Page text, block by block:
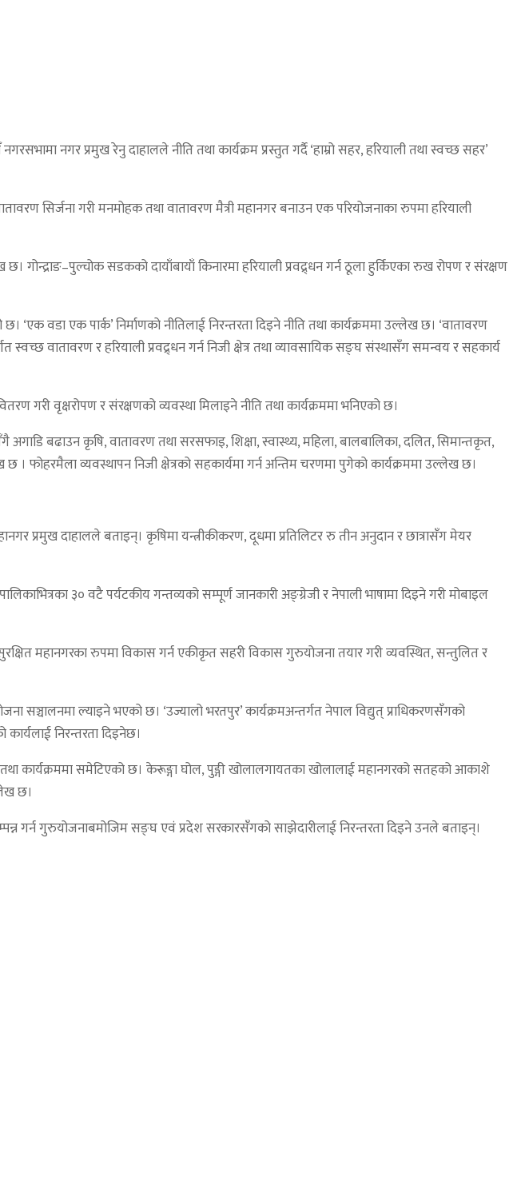
नगर प्रमुख रेनु दाहालले नीति तथा कार्यक्रम प्रस्तुत गर्दै ‘हाम्रो सहर, हरियाली तथा स्वच्छ सहर’
सिर्जना गरी मनमोहक तथा वातावरण मैत्री महानगर बनाउन एक परियोजनाका रुपमा हरियाली
सडकको दायाँबायाँ किनारमा हरियाली प्रवद्र्धन गर्न ठूला हुर्किएका रुख रोपण र संरक्षण
‘एक वडा एक पार्क’ निर्माणको नीतिलाई निरन्तरता दिइने नीति तथा कार्यक्रममा उल्लेख छ। ‘वातावरण
वातावरण र हरियाली प्रवद्र्धन गर्न निजी क्षेत्र तथा व्यावसायिक सङ्घ संस्थासँग समन्वय र सहकार्य
गरी वृक्षरोपण र संरक्षणको व्यवस्था मिलाइने नीति तथा कार्यक्रममा भनिएको छ।
बढाउन कृषि, वातावरण तथा सरसफाइ, शिक्षा, स्वास्थ्य, महिला, बालबालिका, दलित, सिमान्तकृत,
फोहरमैला व्यवस्थापन निजी क्षेत्रको सहकार्यमा गर्न अन्तिम चरणमा पुगेको कार्यक्रममा उल्लेख छ।
प्रमुख दाहालले बताइन्। कृषिमा यन्त्रीकीकरण, दूधमा प्रतिलिटर रु तीन अनुदान र छात्रासँग मेयर
३० वटै पर्यटकीय गन्तव्यको सम्पूर्ण जानकारी अङ्ग्रेजी र नेपाली भाषामा दिइने गरी मोबाइल
महानगरका रुपमा विकास गर्न एकीकृत सहरी विकास गुरुयोजना तयार गरी व्यवस्थित, सन्तुलित र
सञ्चालनमा ल्याइने भएको छ। ‘उज्यालो भरतपुर’ कार्यक्रमअन्तर्गत नेपाल विद्युत् प्राधिकरणसँगको
निरन्तरता दिइनेछ।
तथा कार्यक्रममा समेटिएको छ। केरूङ्गा घोल, पुङ्गी खोलालगायतका खोलालाई महानगरको सतहको आकाशे
छ।
गर्न गुरुयोजनाबमोजिम सङ्घ एवं प्रदेश सरकारसँगको साझेदारीलाई निरन्तरता दिइने उनले बताइन्।